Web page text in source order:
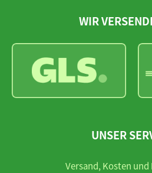
WIR
UNSER
Versand, Kosten